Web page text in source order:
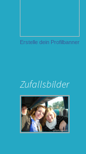
Erstelle dein Profilbanner
Zufallsbilder